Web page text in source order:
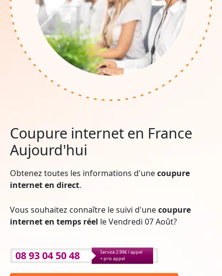
Coupure internet en France
Aujourd'hui
Obtenez toutes les informations d'unecoupure
internet en direct.
Vous souhaitez connaître le suivi d'unecoupure
internet en temps réel le Vendredi 07 Août?
08 93 04 50 48
Service 2.99€ / appel
+ prix appel